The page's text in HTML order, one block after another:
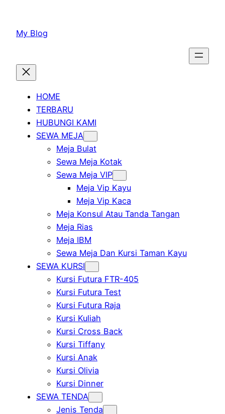
konten
My Blog
HOME
TERBARU
HUBUNGI KAMI
SEWA MEJA
Meja Bulat
Sewa Meja Kotak
Sewa Meja VIP
Meja Vip Kayu
Meja Vip Kaca
Meja Konsul Atau Tanda Tangan
Meja Rias
Meja IBM
Sewa Meja Dan Kursi Taman Kayu
SEWA KURSI
Kursi Futura FTR-405
Kursi Futura Test
Kursi Futura Raja
Kursi Kuliah
Kursi Cross Back
Kursi Tiffany
Kursi Anak
Kursi Olivia
Kursi Dinner
SEWA TENDA
Jenis Tenda